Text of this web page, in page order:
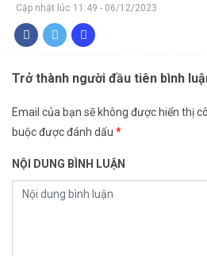
Cập nhật lúc 11:49 - 06/12/2023
Trở thành người đầu tiên bình
Email của bạn sẽ không được hiển thị
buộc được đánh dấu *
NỘI DUNG BÌNH LUẬN